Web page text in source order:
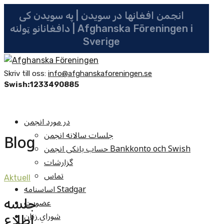
انجمن افغانها در سویدن | په سویدن کی
دافغانانو ټولنه | Afghanska Föreningen i
Sverige
Skriv till oss: info@afghanskaforeningen.se
Swish:1233490885
در مورد انجمن
جلسات سالانه انجمن
حساب بانکی انجمن Bankkonto och Swish
گزارشات
تماس
اساسنامه Stadgar
عضویت
شوراي زنان
Blog
Aktuell
جلسه